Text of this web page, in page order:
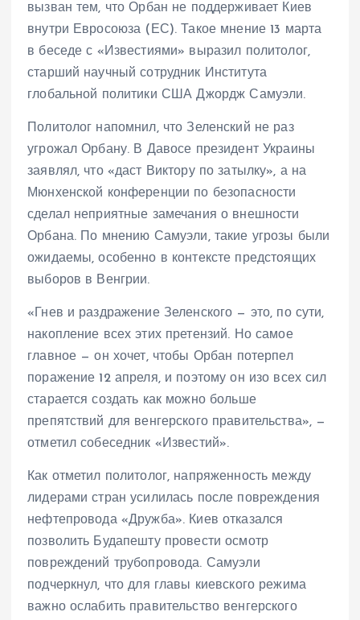
вызван тем, что Орбан не поддерживает Киев
внутри Евросоюза (ЕС). Такое мнение 13 марта
в беседе с «Известиями» выразил политолог,
старший научный сотрудник Института
глобальной политики США Джордж Самуэли.
Политолог напомнил, что Зеленский не раз
угрожал Орбану. В Давосе президент Украины
заявлял, что «даст Виктору по затылку», а на
Мюнхенской конференции по безопасности
сделал неприятные замечания о внешности
Орбана. По мнению Самуэли, такие угрозы были
ожидаемы, особенно в контексте предстоящих
выборов в Венгрии.
«Гнев и раздражение Зеленского — это, по сути,
накопление всех этих претензий. Но самое
главное — он хочет, чтобы Орбан потерпел
поражение 12 апреля, и поэтому он изо всех сил
старается создать как можно больше
препятствий для венгерского правительства», —
отметил собеседник «Известий».
Как отметил политолог, напряженность между
лидерами стран усилилась после повреждения
нефтепровода «Дружба». Киев отказался
позволить Будапешту провести осмотр
повреждений трубопровода. Самуэли
подчеркнул, что для главы киевского режима
важно ослабить правительство венгерского